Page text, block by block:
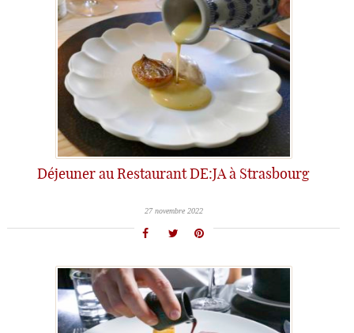
Déjeuner au Restaurant DE:JA à Strasbourg
27 novembre 2022